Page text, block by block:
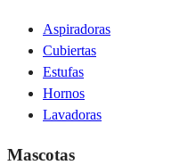
Aspiradoras
Cubiertas
Estufas
Hornos
Lavadoras
Mascotas